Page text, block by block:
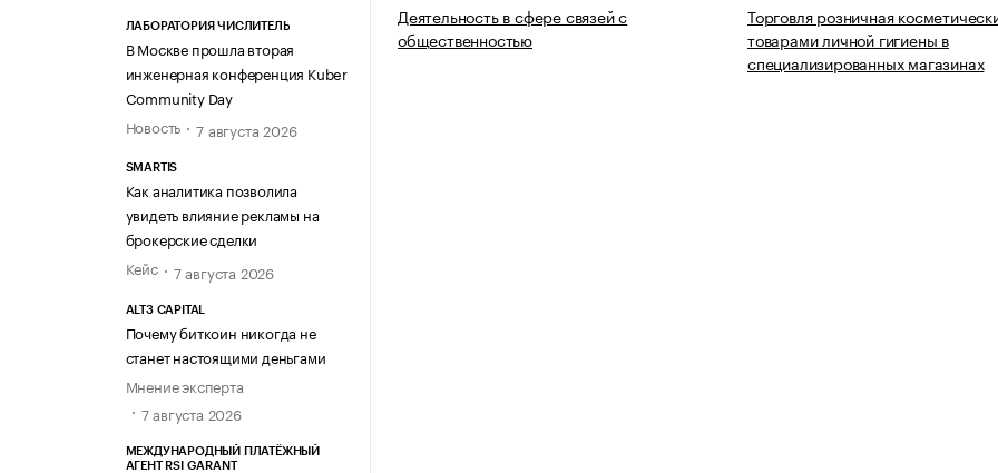
ЛАБОРАТОРИЯ ЧИСЛИТЕЛЬ
В Москве прошла вторая
инженерная конференция Kuber
Community Day
Новость
7 августа 2026
SMARTIS
Как аналитика позволила
увидеть влияние рекламы на
брокерские сделки
Кейс
7 августа 2026
ALT3 CAPITAL
Почему биткоин никогда не
станет настоящими деньгами
Мнение эксперта
7 августа 2026
МЕЖДУНАРОДНЫЙ ПЛАТЁЖНЫЙ
АГЕНТ RSI GARANT
Деятельность в сфере связей с
общественностью
Торговля розничная
товарами личной гигиены в
специализированных магазинах